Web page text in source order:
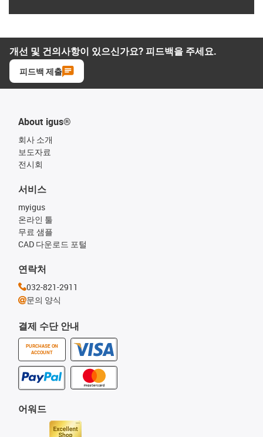
개선 및 건의사항이 있으신가요? 피드백을 주세요.
피드백 제출
About igus®
회사 소개
보도자료
전시회
결제 수단 안내
PURCHASE ON
ACCOUNT
서비스
myigus
온라인 툴
무료 샘플
CAD 다운로드 포털
어워드
연락처
032-821-2911
문의 양식